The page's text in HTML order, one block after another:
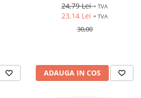
24,79 Lei+ TVA
23,14 Lei + TVA
30,00
ADAUGA IN COS